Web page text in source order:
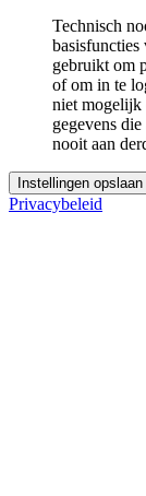
Technisch
gebruikt om
of om in te
niet mogelijk
gegevens
nooit aan
Instellingen opslaan
Privacybeleid